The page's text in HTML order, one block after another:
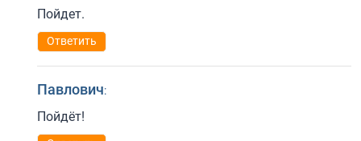
Пойдет.
Ответить
Павлович:
Пойдёт!